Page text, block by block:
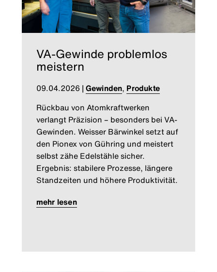
VA-Gewinde problemlos
meistern
09.04.2026 | Gewinden, Produkte
Rückbau von Atomkraftwerken
verlangt Präzision – besonders bei VA-
Gewinden. Weisser Bärwinkel setzt auf
den Pionex von Gühring und meistert
selbst zähe Edelstähle sicher.
Ergebnis: stabilere Prozesse, längere
Standzeiten und höhere Produktivität.
mehr lesen